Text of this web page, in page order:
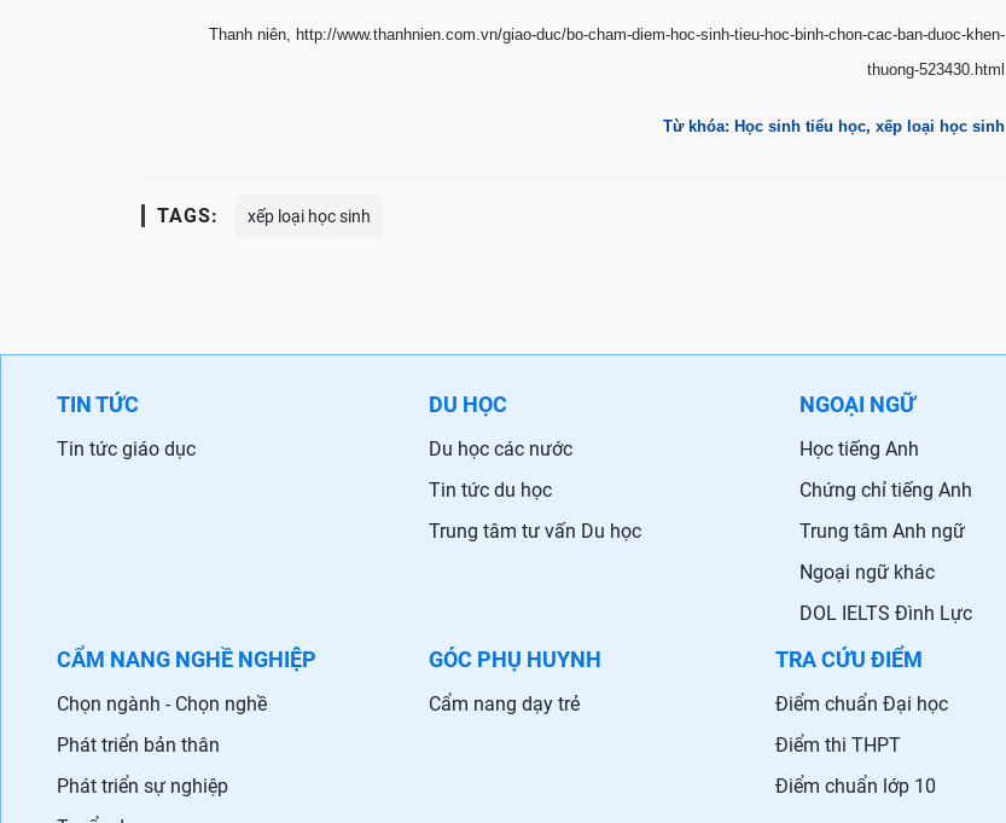
Thanh niên, http://www.thanhnien.com.vn/giao-duc/bo-cham-diem-hoc-sinh-tieu-hoc-binh-chon-cac-ban-duoc-khen-
thuong-523430.html
Từ khóa: Học sinh tiểu học, xếp loại học sinh
TAGS: xếp loại học sinh
TIN TỨC
Tin tức giáo dục
DU HỌC
Du học các nước
Tin tức du học
Trung tâm tư vấn Du học
NGOẠI NGỮ
Học tiếng Anh
Chứng chỉ tiếng Anh
Trung tâm Anh ngữ
Ngoại ngữ khác
DOL IELTS Đình Lực
CẨM NANG NGHỀ NGHIỆP
Chọn ngành - Chọn nghề
Phát triển bản thân
Phát triển sự nghiệp
GÓC PHỤ HUYNH
Cẩm nang dạy trẻ
TRA CỨU ĐIỂM
Điểm chuẩn Đại học
Điểm thi THPT
Điểm chuẩn lớp 10